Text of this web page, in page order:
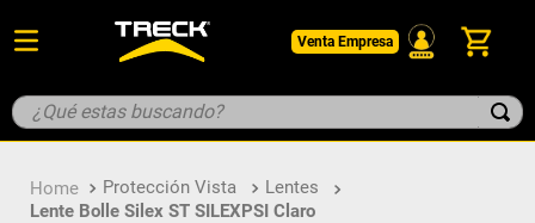
Venta Empresa
¿Qué estas buscando?
Protección Vista
Lentes
Lente Bolle Silex ST SILEXPSI Claro
1. botin